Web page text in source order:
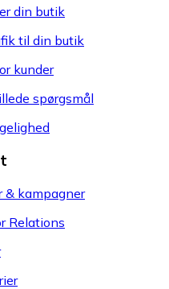
din butik
til din butik
kunder
spørgsmål
& kampagner
Relations